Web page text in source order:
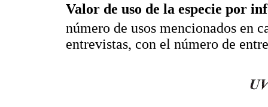
Valor de uso de la especie por
número de usos mencionados en
entrevistas, con el número de